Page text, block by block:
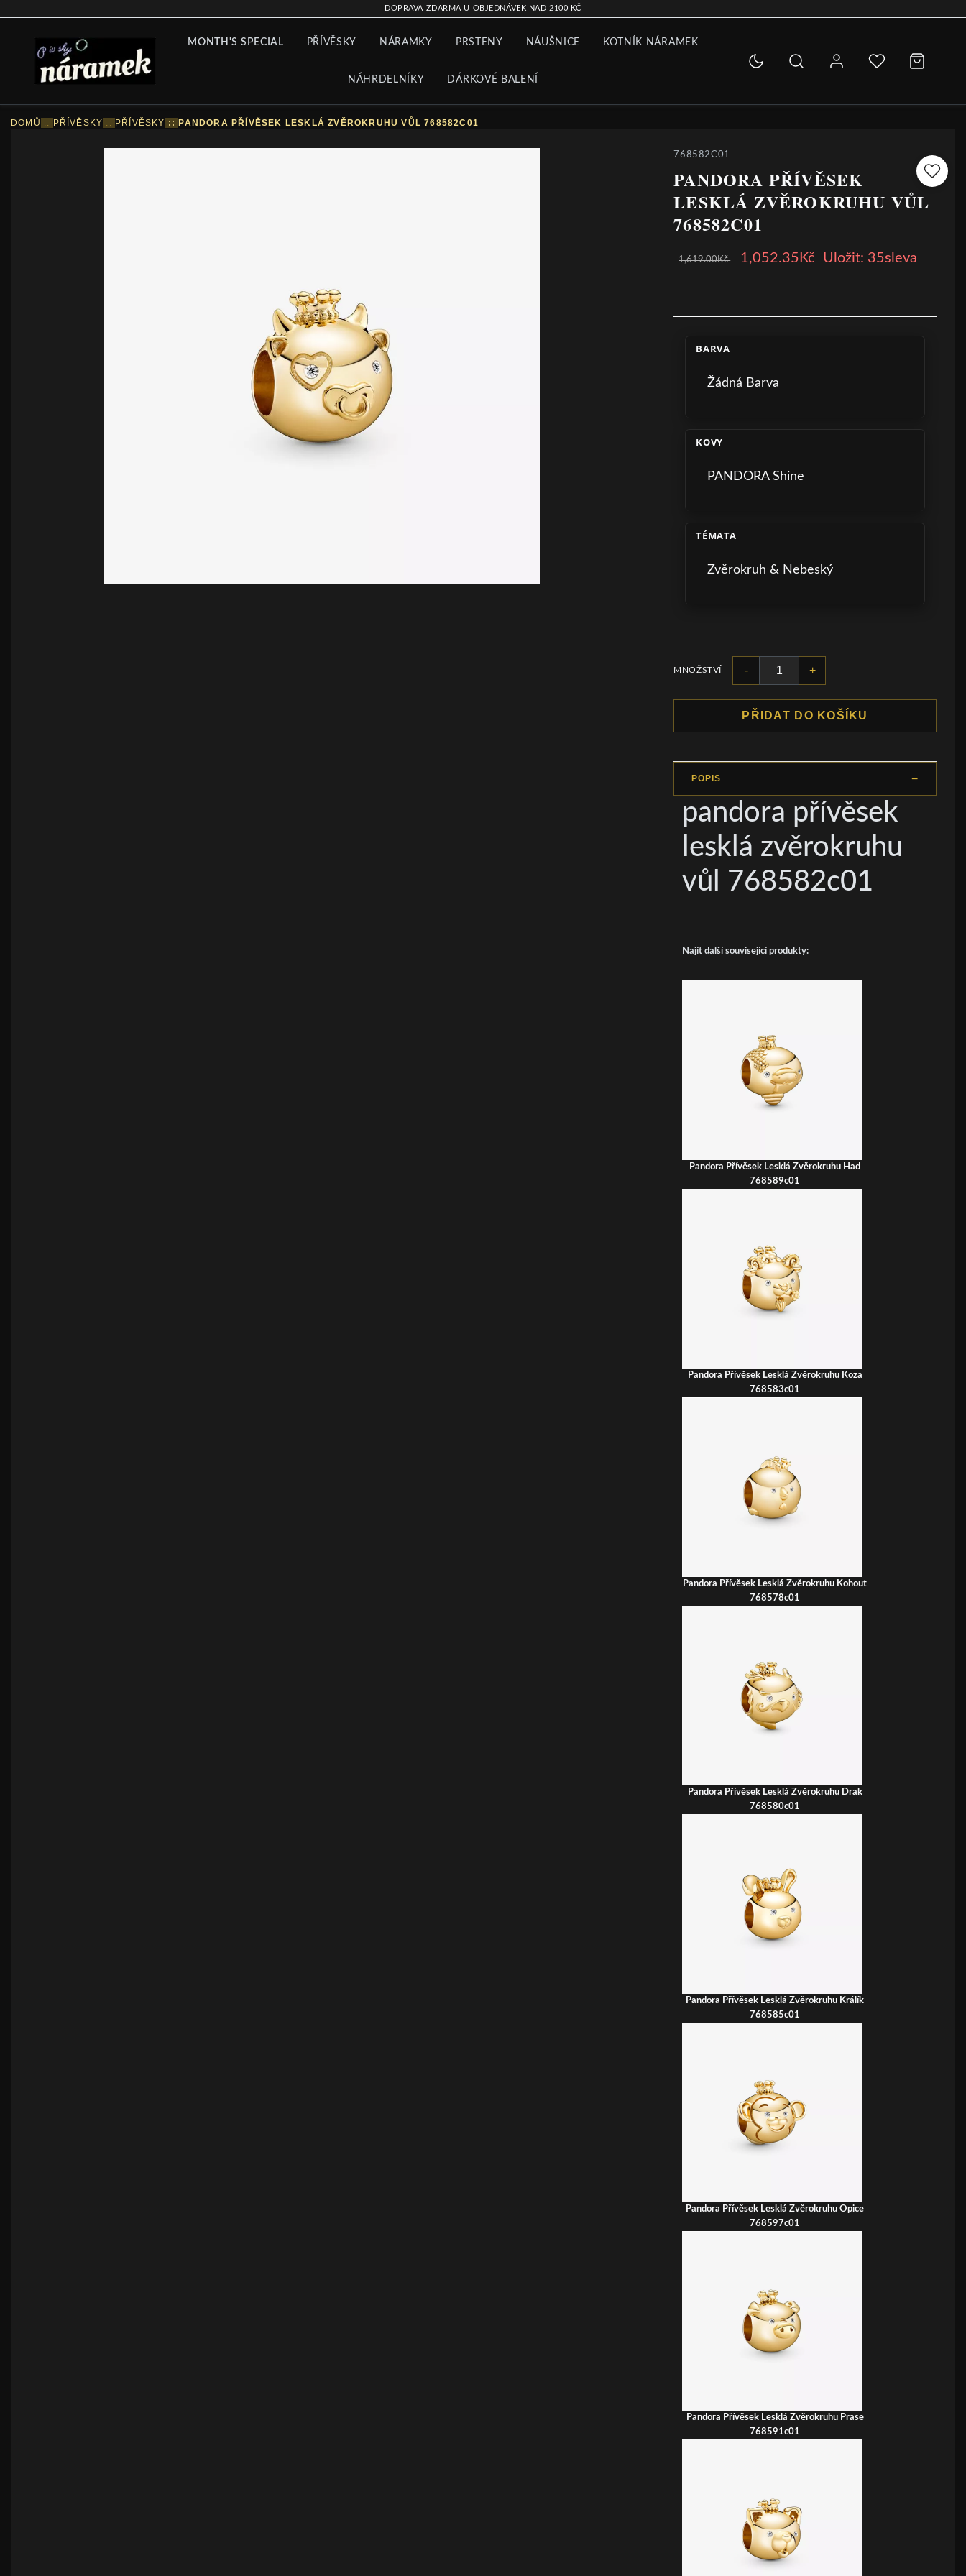
DOPRAVA ZDARMA U OBJEDNÁVEK NAD 2100 KČ
MONTH'S SPECIAL PŘÍVĚSKY NÁRAMKY PRSTENY NÁUŠNICE KOTNÍK NÁRAMEK
NÁHRDELNÍKY DÁRKOVÉ BALENÍ
DOMŮ :: PŘÍVĚSKY :: PŘÍVĚSKY :: PANDORA PŘÍVĚSEK LESKLÁ ZVĚROKRUHU VŮL 768582C01
768582C01
PANDORA PŘÍVĚSEK
LESKLÁ ZVĚROKRUHU VŮL
768582C01
1,619.00Kč 1,052.35Kč Uložit: 35sleva
BARVA
Žádná Barva
KOVY
PANDORA Shine
TÉMATA
Zvěrokruh & Nebeský
MNOŽSTVÍ - +
PŘIDAT DO KOŠÍKU
POPIS
pandora přívěsek
lesklá zvěrokruhu
vůl 768582c01
Najít další související produkty:
Pandora Přívěsek Lesklá Zvěrokruhu Had
768589c01
Pandora Přívěsek Lesklá Zvěrokruhu Koza
768583c01
Pandora Přívěsek Lesklá Zvěrokruhu Kohout
768578c01
Pandora Přívěsek Lesklá Zvěrokruhu Drak
768580c01
Pandora Přívěsek Lesklá Zvěrokruhu Králík
768585c01
Pandora Přívěsek Lesklá Zvěrokruhu Opice
768597c01
Pandora Přívěsek Lesklá Zvěrokruhu Prase
768591c01